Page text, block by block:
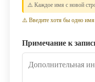
⚠️ Каждое имя с новой
⚠️ Введите хотя бы одно имя
Примечание к